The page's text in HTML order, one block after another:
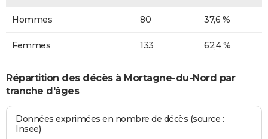
Hommes 80 37,6 %
Femmes 133 62,4 %
Répartition des décès à Mortagne-du-Nord par
tranche d'âges
Données exprimées en nombre de décès (source :
Insee)